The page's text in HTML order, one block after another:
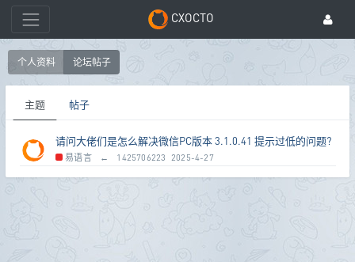
CXOCTO
个人资料 论坛帖子
主题 帖子
请问大佬们是怎么解决微信PC版本 3.1.0.41 提示过低的问题?
易语言 ← 1425706223 2025-4-27